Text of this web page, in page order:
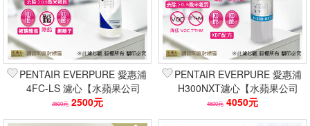
PENTAIR EVERPURE 愛惠浦
4FC-LS 濾心【水蘋果公司
貨】除鉛抑垢/銀離子抑菌
3500元 2500元
PENTAIR EVERPURE 愛惠浦
H300NXT濾心【水蘋果公司
貨】除塑化劑/降低VOC
4500元 4050元